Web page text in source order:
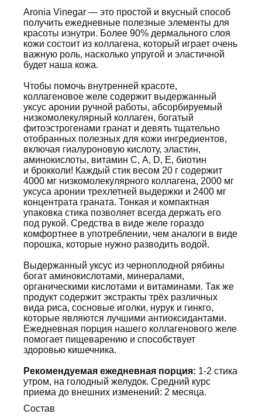
Aronia Vinegar — это простой и вкусный способ
получить ежедневные полезные элементы для
красоты изнутри. Более 90% дермального слоя
кожи состоит из коллагена, который играет очень
важную роль, насколько упругой и эластичной
будет наша кожа.
Чтобы помочь внутренней красоте,
коллагеновое желе содержит выдержанный
уксус аронии ручной работы, абсорбируемый
низкомолекулярный коллаген, богатый
фитоэстрогенами гранат и девять тщательно
отобранных полезных для кожи ингредиентов,
включая гиалуроновую кислоту, эластин,
аминокислоты, витамин С, А, D, E, биотин
и брокколи! Каждый стик весом 20 г содержит
4000 мг низкомолекулярного коллагена, 2000 мг
уксуса аронии трехлетней выдержки и 2400 мг
концентрата граната. Тонкая и компактная
упаковка стика позволяет всегда держать его
под рукой. Средства в виде желе гораздо
комфортнее в употреблении, чем аналоги в виде
порошка, которые нужно разводить водой.
Выдержанный уксус из черноплодной рябины
богат аминокислотами, минералами,
органическими кислотами и витаминами. Так же
продукт содержит экстракты трёх различных
вида риса, сосновые иголки, нурук и гинкго,
которые являются лучшими антиоксидантами.
Ежедневная порция нашего коллагенового желе
помогает пищеварению и способствует
здоровью кишечника.
Рекомендуемая ежедневная порция: 1-2 стика
утром, на голодный желудок. Средний курс
приема до внешних изменений: 2 месяца.
Состав